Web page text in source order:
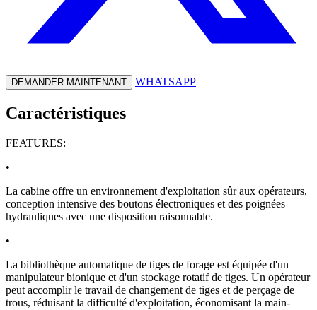
DEMANDER MAINTENANT WHATSAPP
Caractéristiques
FEATURES:
•
La cabine offre un environnement d'exploitation sûr aux opérateurs,
conception intensive des boutons électroniques et des poignées
hydrauliques avec une disposition raisonnable.
•
La bibliothèque automatique de tiges de forage est équipée d'un
manipulateur bionique et d'un stockage rotatif de tiges. Un opérateur
peut accomplir le travail de changement de tiges et de perçage de
trous, réduisant la difficulté d'exploitation, économisant la main-